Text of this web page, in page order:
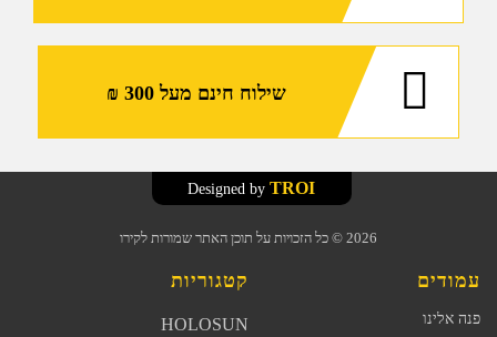
/
Awake
שילוח חינם מעל 300 ₪
2026 © כל הזכויות על תוכן האתר שמורות לקירו
TROI
עמודים
פנה אלינו
קטגוריות
HOLOSUN